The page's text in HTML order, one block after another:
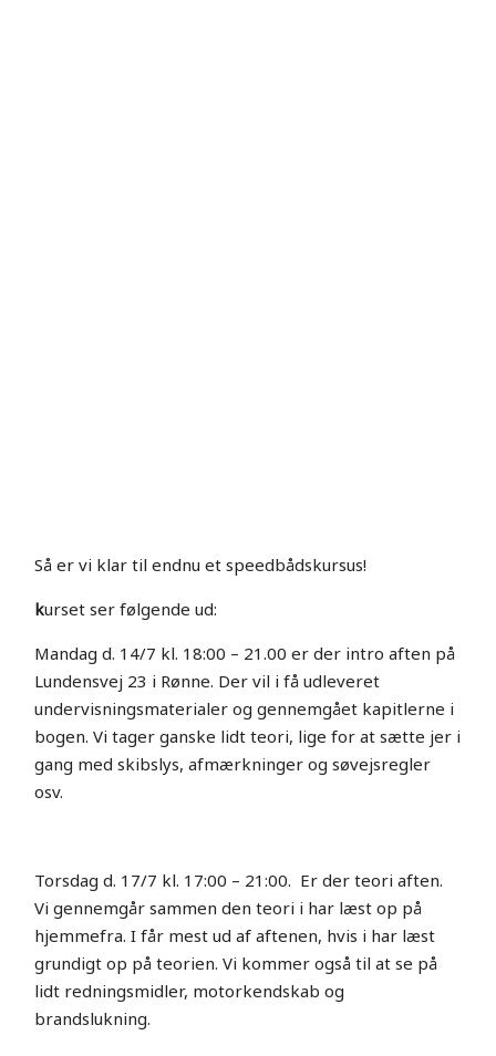
Så er vi klar til endnu et speedbådskursus!
kurset ser følgende ud:
Mandag d. 14/7 kl. 18:00 – 21.00 er der intro aften på
Lundensvej 23 i Rønne. Der vil i få udleveret
undervisningsmaterialer og gennemgået kapitlerne i
bogen. Vi tager ganske lidt teori, lige for at sætte jer i
gang med skibslys, afmærkninger og søvejsregler
osv.
Torsdag d. 17/7 kl. 17:00 – 21:00. Er der teori aften.
Vi gennemgår sammen den teori i har læst op på
hjemmefra. I får mest ud af aftenen, hvis i har læst
grundigt op på teorien. Vi kommer også til at se på
lidt redningsmidler, motorkendskab og
brandslukning.